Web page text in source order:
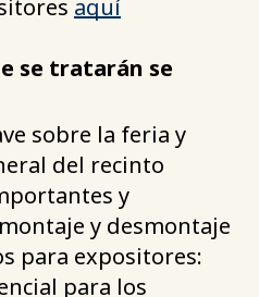
aquí
se tratarán se
sobre la feria y
del recinto
y
y desmontaje
para expositores:
para los